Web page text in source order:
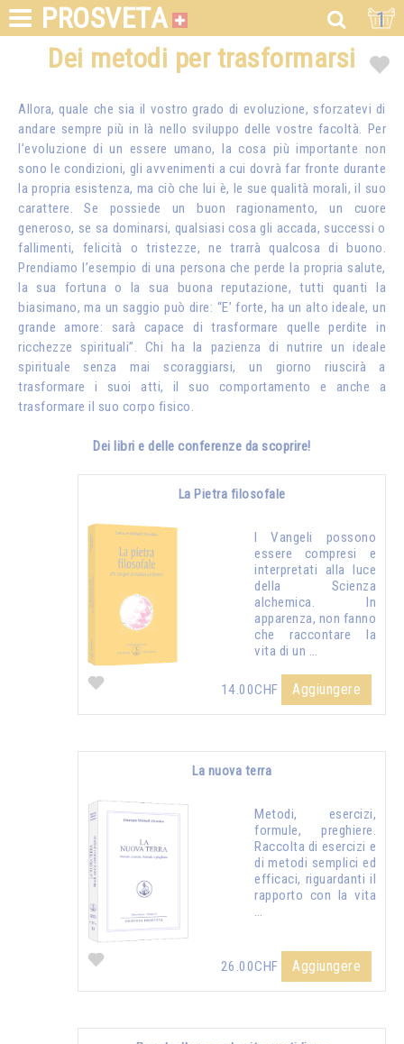
PROSVETA 1
Dei metodi per trasformarsi
Allora, quale che sia il vostro grado di evoluzione, sforzatevi di
andare sempre più in là nello sviluppo delle vostre facoltà. Per
l’evoluzione di un essere umano, la cosa più importante non
sono le condizioni, gli avvenimenti a cui dovrà far fronte durante
la propria esistenza, ma ciò che lui è, le sue qualità morali, il suo
carattere. Se possiede un buon ragionamento, un cuore
generoso, se sa dominarsi, qualsiasi cosa gli accada, successi o
fallimenti, felicità o tristezze, ne trarrà qualcosa di buono.
Prendiamo l’esempio di una persona che perde la propria salute,
la sua fortuna o la sua buona reputazione, tutti quanti la
biasimano, ma un saggio può dire: “E’ forte, ha un alto ideale, un
grande amore: sarà capace di trasformare quelle perdite in
ricchezze spirituali”. Chi ha la pazienza di nutrire un ideale
spirituale senza mai scoraggiarsi, un giorno riuscirà a
trasformare i suoi atti, il suo comportamento e anche a
trasformare il suo corpo fisico.
Dei libri e delle conferenze da scoprire!
La Pietra filosofale
I Vangeli possono
essere compresi e
interpretati alla luce
della Scienza
alchemica. In
apparenza, non fanno
che raccontare la
vita di un …
14.00CHF Aggiungere
La nuova terra
Metodi, esercizi,
formule, preghiere.
Raccolta di esercizi e
di metodi semplici ed
efficaci, riguardanti il
rapporto con la vita
…
26.00CHF Aggiungere